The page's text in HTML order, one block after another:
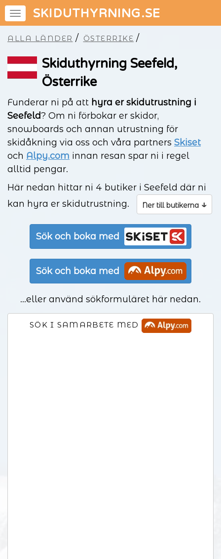
SKIDUTHYRNING.SE
ALLA LÄNDER / ÖSTERRIKE /
Skiduthyrning Seefeld,
Österrike
Funderar ni på att hyra er skidutrustning i
Seefeld? Om ni förbokar er skidor,
snowboards och annan utrustning för
skidåkning via oss och våra partners Skiset
och Alpy.com innan resan spar ni i regel
alltid pengar.
Här nedan hittar ni 4 butiker i Seefeld där ni
kan hyra er skidutrustning.
Ner till butikerna ↓
Sök och boka med
Sök och boka med
...eller använd sökformuläret här nedan.
SÖK I SAMARBETE MED